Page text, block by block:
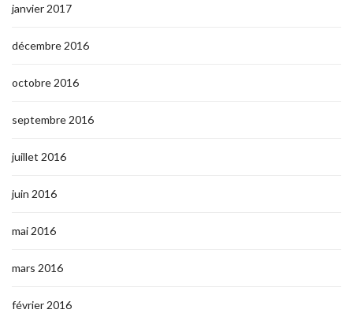
janvier 2017
décembre 2016
octobre 2016
septembre 2016
juillet 2016
juin 2016
mai 2016
mars 2016
février 2016